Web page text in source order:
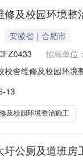
修及校园环境
安徽省｜合肥市
招标单位：
校舍维修及校园环境
合肥招
13
及校园环境整治施工
公厕及道班房